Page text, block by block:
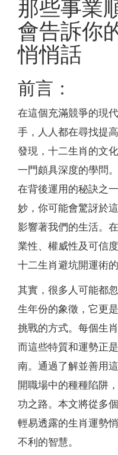
那些事業
會告訴你
悄悄話
前言：
在這個充滿競爭的現
手，人人都在尋找提
發現，十二生肖的文
一門頗具深度的學問
在背後運用的秘訣之
妙，你可能會驚訝於
影響著我們的生活。
業性、權威性及可信
十二生肖避坑開運術的
其實，很多人可能都
生年份的象徵，它更
挑戰的方式。每個生
而這些特質和運勢正
南。通過了解並善用
開職場中的種種陷阱
功之路。本文將從多
輕易透露的生肖運勢
不利的智慧。